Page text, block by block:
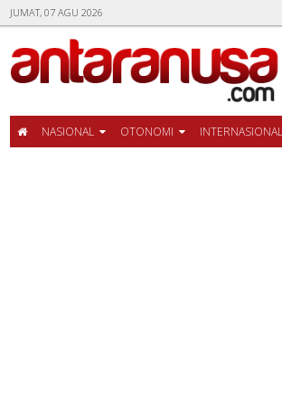
JUMAT, 07 AGU 2026
NASIONAL OTONOMI INTERNASIONAL